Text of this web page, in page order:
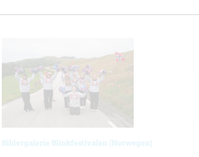
Bildergalerie Blinkfestivalen (Norwegen)